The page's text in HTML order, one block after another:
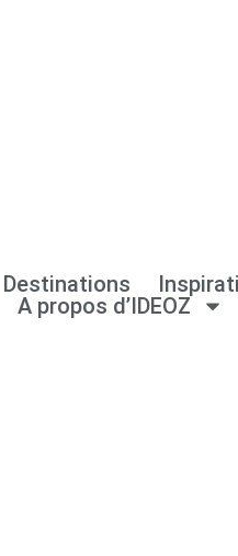
Destinations
A propos d’IDEOZ